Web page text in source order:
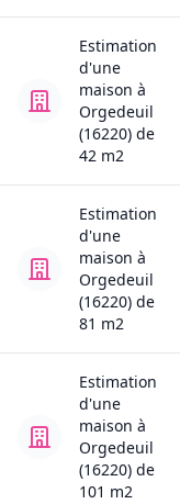
Estimation
d'une
maison à
Orgedeuil
(16220) de
42 m2
Estimation
d'une
maison à
Orgedeuil
(16220) de
81 m2
Estimation
d'une
maison à
Orgedeuil
(16220) de
101 m2